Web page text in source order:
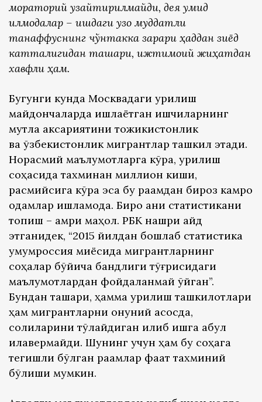
мораторий узайтирилмайди, дея умид
қилмоқдалар – ишдаги узоқ муддатли
танаффуснинг чўнтакка зарари ҳаддан зиёд
катталигидан ташқари, ижтимоий жиҳатдан
хавфли ҳам.
Бугунги кунда Москвадаги қурилиш
майдончаларда ишлаётган ишчиларнинг
мутлақ аксариятини тожикистонлик
ва ўзбекистонлик мигрантлар ташкил этади.
Норасмий маълумотларга кўра, қурилиш
соҳасида тахминан миллион киши,
расмийсига кўра эса бу рақамдан бироз камроқ
одамлар ишламоқда. Бироқ аниқ статистикани
топиш – амри маҳол. РБК нашри қайд
этганидек, “2015 йилдан бошлаб статистика
умумроссия миқёсида мигрантларнинг
соҳалар бўйича бандлиги тўғрисидаги
маълумотлардан фойдаланмай қўйган”.
Бундан ташқари, ҳамма қурилиш ташкилотлари
ҳам мигрантларни қонуний асосда,
солиқларини тўлайдиган қилиб ишга қабул
қилавермайди. Шунинг учун ҳам бу соҳага
тегишли бўлган рақамлар фақат тахминий
бўлиши мумкин.